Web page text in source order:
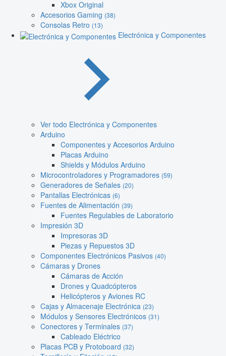
Xbox Original
Accesorios Gaming (38)
Consolas Retro (13)
Electrónica y Componentes
Ver todo Electrónica y Componentes
Arduino
Componentes y Accesorios Arduino
Placas Arduino
Shields y Módulos Arduino
Microcontroladores y Programadores (59)
Generadores de Señales (20)
Pantallas Electrónicas (6)
Fuentes de Alimentación (39)
Fuentes Regulables de Laboratorio
Impresión 3D
Impresoras 3D
Piezas y Repuestos 3D
Componentes Electrónicos Pasivos (40)
Cámaras y Drones
Cámaras de Acción
Drones y Quadcópteros
Helicópteros y Aviones RC
Cajas y Almacenaje Electrónica (23)
Módulos y Sensores Electrónicos (31)
Conectores y Terminales (37)
Cableado Eléctrico
Placas PCB y Protoboard (32)